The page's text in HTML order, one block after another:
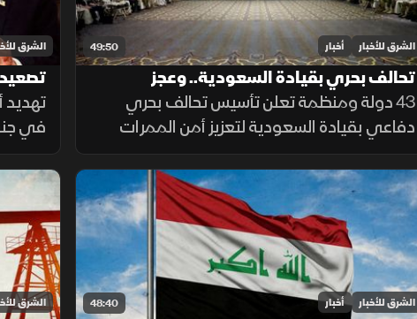
49:50 الشرق للأخبار أخبار
تحالف بحري بقيادة السعودية.. وعجز
الميزانية يتراجع
43 دولة ومنظمة تعلن تأسيس تحالف بحري
دفاعي بقيادة السعودية لتعزيز أمن الممرات
البحرية، وحماية الملاحة والتجارة العالمية من
التهديدات.
الشرق
تهديد
في
لدعم
48:40 الشرق للأخبار أخبار الشرق